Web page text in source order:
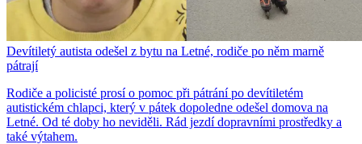
Devítiletý autista odešel z bytu na Letné, rodiče po něm marně
pátrají
Rodiče a policisté prosí o pomoc při pátrání po devítiletém
autistickém chlapci, který v pátek dopoledne odešel domova na
Letné. Od té doby ho neviděli. Rád jezdí dopravními prostředky a
také výtahem.